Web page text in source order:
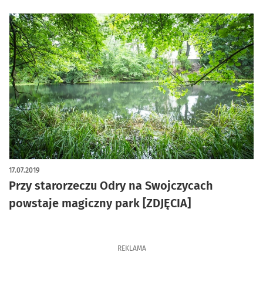
Przy starorzeczu Odry na Swojczycach
powstaje magiczny park [ZDJĘCIA]
17.07.2019
REKLAMA